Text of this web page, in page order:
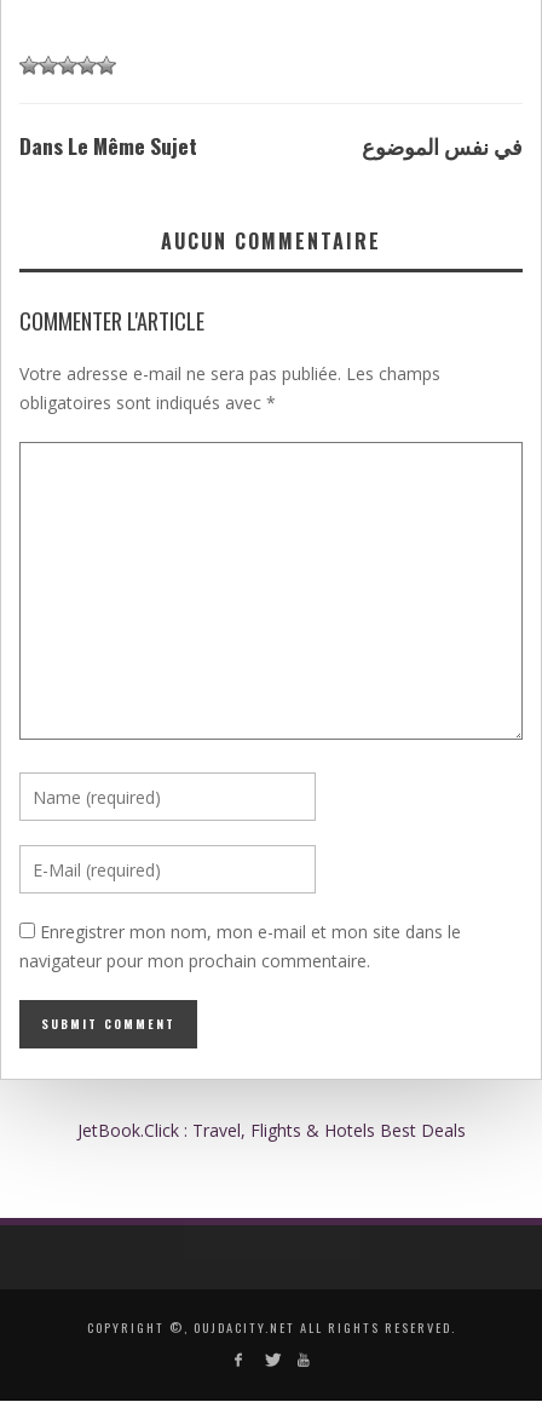
Dans Le Même Sujet في نفس الموضوع
AUCUN COMMENTAIRE
COMMENTER L'ARTICLE
Votre adresse e-mail ne sera pas publiée. Les champs
obligatoires sont indiqués avec *
Enregistrer mon nom, mon e-mail et mon site dans le
navigateur pour mon prochain commentaire.
JetBook.Click : Travel, Flights & Hotels Best Deals
COPYRIGHT ©, OUJDACITY.NET ALL RIGHTS RESERVED.